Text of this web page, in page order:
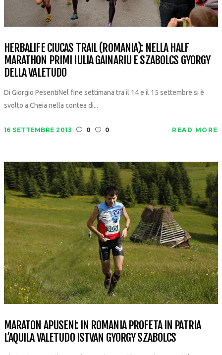
HERBALIFE CIUCAS TRAIL (ROMANIA): NELLA HALF
MARATHON PRIMI IULIA GAINARIU E SZABOLCS GYORGY
DELLA VALETUDO
Di Giorgio PesentiNel fine settimana tra il 14 e il 15 settembre si è
svolto a Cheia nella contea di...
16 SETTEMBRE 2013 0 0 READ MORE
MARATON APUSENI: IN ROMANIA PROFETA IN PATRIA
L’AQUILA VALETUDO ISTVAN GYORGY SZABOLCS